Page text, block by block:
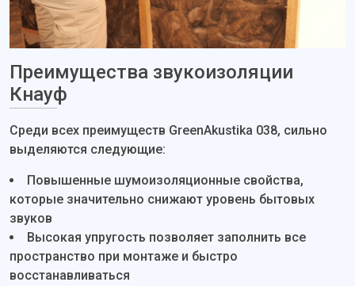
Преимущества звукоизоляции
Кнауф
Среди всех преимуществ GreenAkustika 038, сильно
выделяются следующие:
Повышенные шумоизоляционные свойства,
которые значительно снижают уровень бытовых
звуков
Высокая упругость позволяет заполнить все
пространство при монтаже и быстро
восстанавливаться